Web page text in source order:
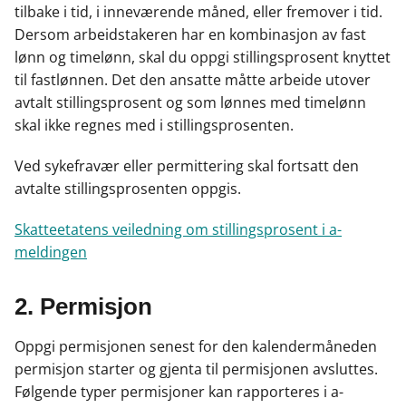
tilbake i tid, i inneværende måned, eller fremover i tid.
Dersom arbeidstakeren har en kombinasjon av fast
lønn og timelønn, skal du oppgi stillingsprosent knyttet
til fastlønnen. Det den ansatte måtte arbeide utover
avtalt stillingsprosent og som lønnes med timelønn
skal ikke regnes med i stillingsprosenten.
Ved sykefravær eller permittering skal fortsatt den
avtalte stillingsprosenten oppgis.
Skatteetatens veiledning om stillingsprosent i a-
meldingen
2. Permisjon
Oppgi permisjonen senest for den kalendermåneden
permisjon starter og gjenta til permisjonen avsluttes.
Følgende typer permisjoner kan rapporteres i a-